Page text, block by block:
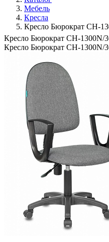
Мебель
Кресла
Кресло Бюрократ CH-
Кресло Бюрократ CH-1300N/
Кресло Бюрократ CH-1300N/